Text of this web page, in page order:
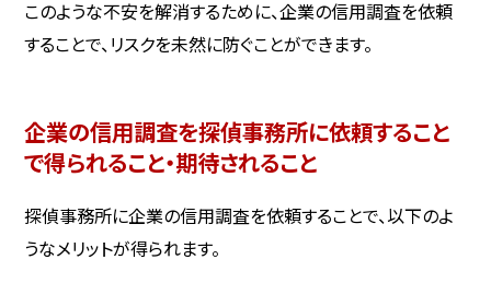
このような不安を解消するために、企業の信用調査を依頼
することで、リスクを未然に防ぐことができます。
企業の信用調査を探偵事務所に依頼すること
で得られること・期待されること
探偵事務所に企業の信用調査を依頼することで、以下のよ
うなメリットが得られます。